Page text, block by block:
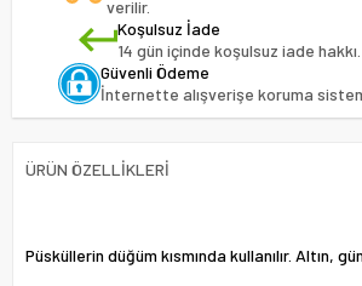
verilir.
Koşulsuz İade
14 gün içinde koşulsuz iade hakkı.
Güvenli Ödeme
İnternette alışverişe koruma
ÜRÜN ÖZELLIKLERI
Püsküllerin düğüm kısmında kullanılır. Altın,